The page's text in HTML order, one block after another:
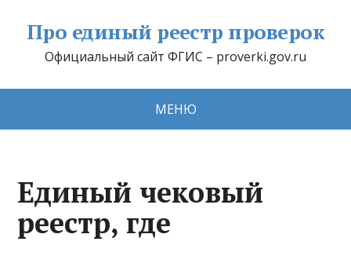
Про единый реестр проверок
Официальный сайт ФГИС – proverki.gov.ru
МЕНЮ
Единый чековый
реестр, где